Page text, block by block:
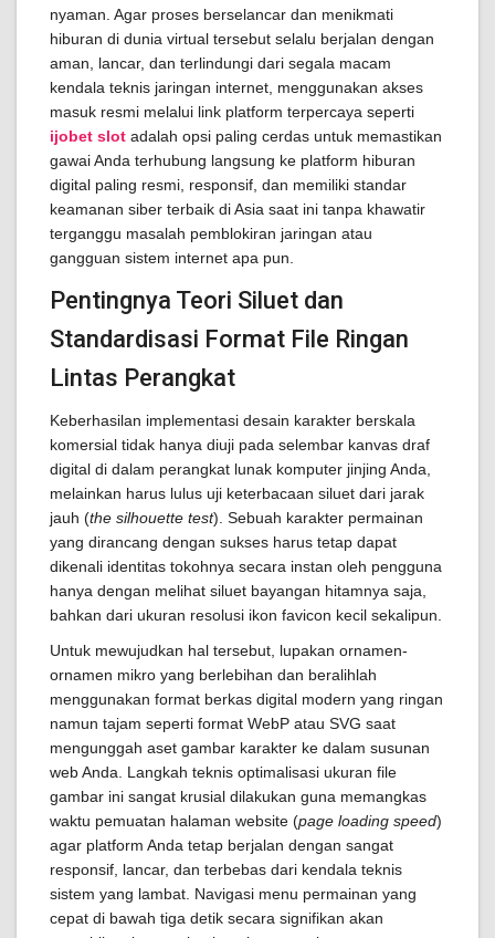
nyaman. Agar proses berselancar dan menikmati
hiburan di dunia virtual tersebut selalu berjalan dengan
aman, lancar, dan terlindungi dari segala macam
kendala teknis jaringan internet, menggunakan akses
masuk resmi melalui link platform terpercaya seperti
ijobet slot adalah opsi paling cerdas untuk memastikan
gawai Anda terhubung langsung ke platform hiburan
digital paling resmi, responsif, dan memiliki standar
keamanan siber terbaik di Asia saat ini tanpa khawatir
terganggu masalah pemblokiran jaringan atau
gangguan sistem internet apa pun.
Pentingnya Teori Siluet dan
Standardisasi Format File Ringan
Lintas Perangkat
Keberhasilan implementasi desain karakter berskala
komersial tidak hanya diuji pada selembar kanvas draf
digital di dalam perangkat lunak komputer jinjing Anda,
melainkan harus lulus uji keterbacaan siluet dari jarak
jauh (the silhouette test). Sebuah karakter permainan
yang dirancang dengan sukses harus tetap dapat
dikenali identitas tokohnya secara instan oleh pengguna
hanya dengan melihat siluet bayangan hitamnya saja,
bahkan dari ukuran resolusi ikon favicon kecil sekalipun.
Untuk mewujudkan hal tersebut, lupakan ornamen-
ornamen mikro yang berlebihan dan beralihlah
menggunakan format berkas digital modern yang ringan
namun tajam seperti format WebP atau SVG saat
mengunggah aset gambar karakter ke dalam susunan
web Anda. Langkah teknis optimalisasi ukuran file
gambar ini sangat krusial dilakukan guna memangkas
waktu pemuatan halaman website (page loading speed)
agar platform Anda tetap berjalan dengan sangat
responsif, lancar, dan terbebas dari kendala teknis
sistem yang lambat. Navigasi menu permainan yang
cepat di bawah tiga detik secara signifikan akan